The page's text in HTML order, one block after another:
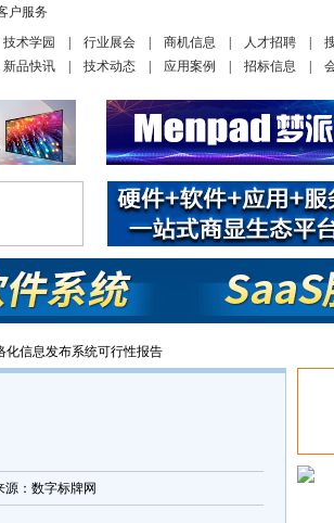
户服务
技术学园 行业展会 商机信息 人才招聘
新品快讯 技术动态 应用案例 招标信息
信息发布系统可行性报告
：数字标牌网